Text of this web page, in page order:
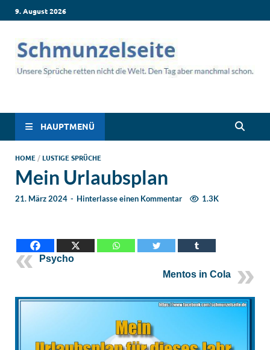
9. August 2026
Schmunzelseite –
Coole lustige Sprüche
für intensives
Schmunzeln
für jede Situation: Leben, Job, Liebe, Geburtstag & mehr. Lachen
ist hier garantiert!
HAUPTMENÜ
HOME /LUSTIGE SPRÜCHE
Mein Urlaubsplan
21. März 2024 - Hinterlasse einen Kommentar 1.3K
Psycho
Mentos in Cola